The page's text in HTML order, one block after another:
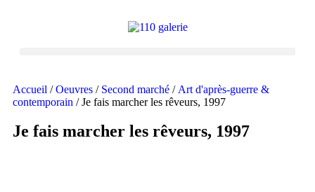
Accueil /Oeuvres / Second marché / Art d'après-guerre &
contemporain / Je fais marcher les rêveurs, 1997
Je fais marcher les rêveurs, 1997